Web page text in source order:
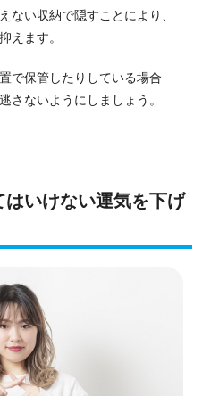
ない収納で隠すことにより、
えます。
で保管したりしている場合
さないようにしましょう。
いけない運気を下げ